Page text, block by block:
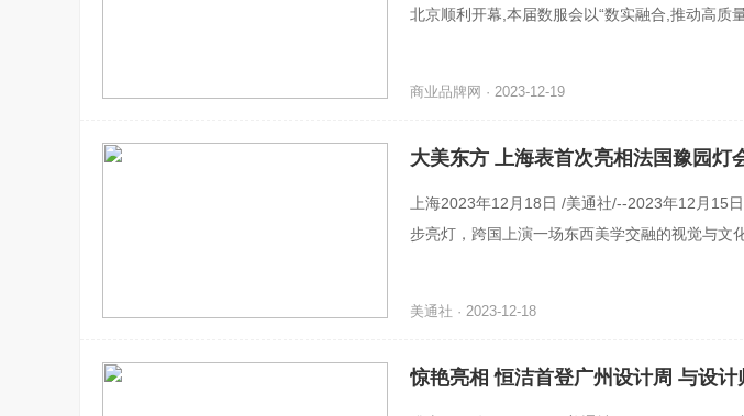
北京顺利开幕,本届数服会以“数实融合,推动高质
商业品牌网 · 2023-12-19
大美东方 上海表首次亮相法国豫园灯
上海2023年12月18日 /美通社/--2023年12月15
步亮灯，跨国上演一场东西美学交融的视觉与文
美通社 · 2023-12-18
惊艳亮相 恒洁首登广州设计周 与设